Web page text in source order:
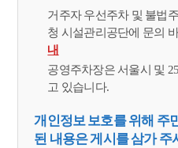
거주자 우선주차 및 불법
청 시설관리공단에 문의
내
공영주차장은 서울시 및
고 있습니다.
개인정보 보호를 위해 주
된 내용은 게시를 삼가 주